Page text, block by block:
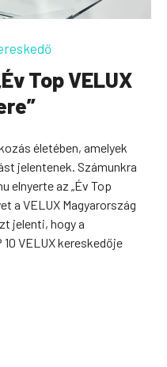
Top VELUX
életében, amelyek
jelentenek. Számunkra
elnyerte az „Év Top
a VELUX Magyarország
jelenti, hogy a
VELUX kereskedője